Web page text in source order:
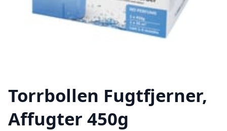
Torrbollen Fugtfjerner,
Affugter 450g